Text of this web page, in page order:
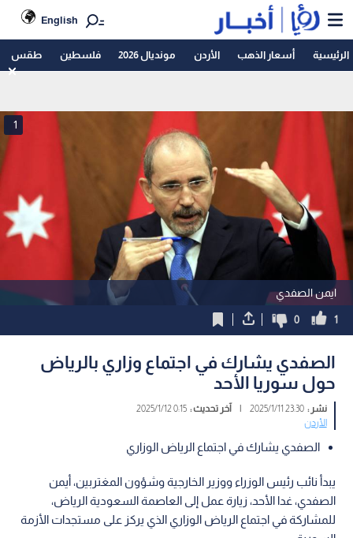
English
الرئيسية أسعار الذهب الأردن مونديال 2026 فلسطين طقس
ايمن الصفدي
1
1
0
الصفدي يشارك في اجتماع وزاري بالرياض
حول سوريا الأحد
نشر :23:30 2025/1/11
| آخر تحديث :0:15 2025/1/12
الأردن
الصفدي يشارك في اجتماع الرياض الوزاري
يبدأ نائب رئيس الوزراء ووزير الخارجية وشؤون المغتربين، أيمن
الصفدي، غدا الأحد، زيارة عمل إلى العاصمة السعودية الرياض،
للمشاركة في اجتماع الرياض الوزاري الذي يركز على مستجدات الأزمة